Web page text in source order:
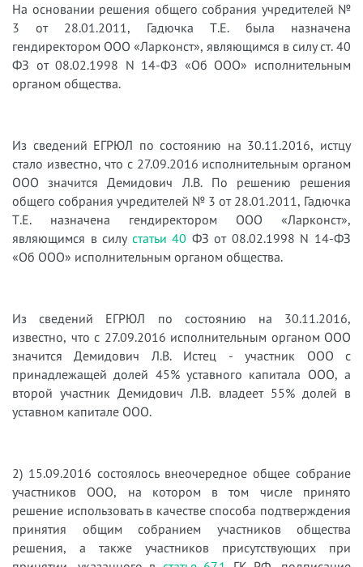
На основании решения общего собрания учредителей №
3 от 28.01.2011, Гадючка Т.Е. была назначена
гендиректором ООО «Ларконст», являющимся в силу ст. 40
ФЗ от 08.02.1998 N 14-ФЗ «Об ООО» исполнительным
органом общества.
Из сведений ЕГРЮЛ по состоянию на 30.11.2016, истцу
стало известно, что с 27.09.2016 исполнительным органом
ООО значится Демидович Л.В. По решению решения
общего собрания учредителей № 3 от 28.01.2011, Гадючка
Т.Е. назначена гендиректором ООО «Ларконст»,
являющимся в силу статьи 40 ФЗ от 08.02.1998 N 14-ФЗ
«Об ООО» исполнительным органом общества.
Из сведений ЕГРЮЛ по состоянию на 30.11.2016,
известно, что с 27.09.2016 исполнительным органом ООО
значится Демидович Л.В. Истец - участник ООО с
принадлежащей долей 45% уставного капитала ООО, а
второй участник Демидович Л.В. владеет 55% долей в
уставном капитале ООО.
2) 15.09.2016 состоялось внеочередное общее собрание
участников ООО, на котором в том числе принято
решение использовать в качестве способа подтверждения
принятия общим собранием участников общества
решения, а также участников присутствующих при